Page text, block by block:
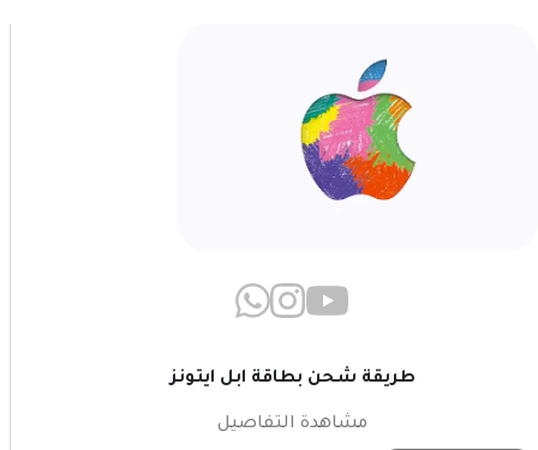
طريقة شحن بطاقة ابل ايتونز
مشاهدة التفاصيل